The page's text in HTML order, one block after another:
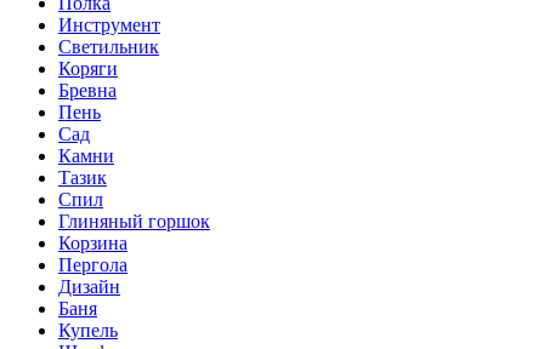
Инструмент
Светильник
Коряги
Бревна
Пень
Сад
Камни
Тазик
Спил
Глиняный горшок
Корзина
Пергола
Дизайн
Баня
Купель